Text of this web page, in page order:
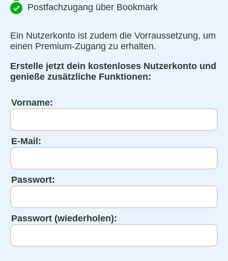
Postfachzugang über Bookmark
Ein Nutzerkonto ist zudem die Vorraussetzung, um
einen Premium-Zugang zu erhalten.
Erstelle jetzt dein kostenloses Nutzerkonto und
genieße zusätzliche Funktionen:
Vorname:
E-Mail:
Passwort:
Passwort (wiederholen):